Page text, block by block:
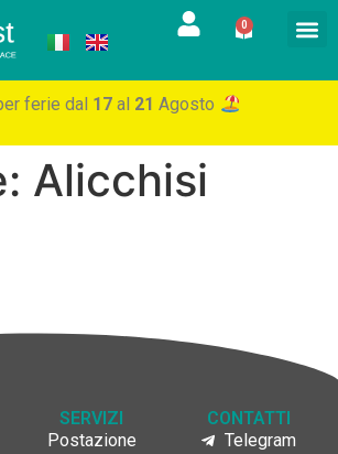
0
ferie dal 17 al 21 Agosto
Alicchisi
SERVIZI
Postazione
CONTATTI
Telegram